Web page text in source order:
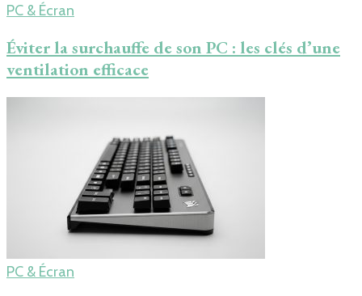
PC & Écran
Éviter la surchauffe de son PC : les clés d’une
ventilation efficace
PC & Écran